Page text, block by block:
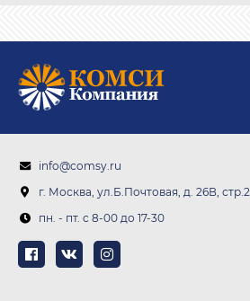
info@comsy.ru
г. Москва, ул.Б.Почтовая, д. 26В, стр.2
пн. - пт. c 8-00 до 17-30